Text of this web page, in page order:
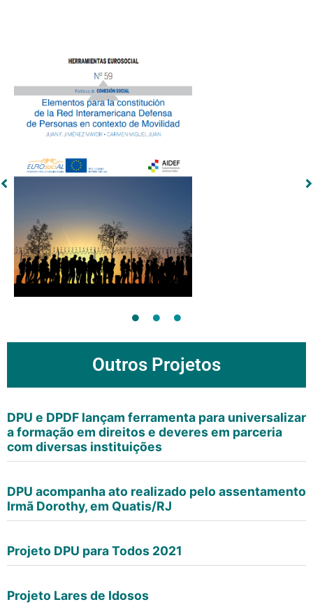
Outros Projetos
DPU e DPDF lançam ferramenta para universalizar
a formação em direitos e deveres em parceria
com diversas instituições
DPU acompanha ato realizado pelo assentamento
Irmã Dorothy, em Quatis/RJ
Projeto DPU para Todos 2021
Projeto Lares de Idosos